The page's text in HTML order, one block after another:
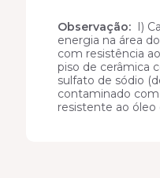
Observação: I)
energia na área
com resistência
piso de cerâmica
sulfato de sódio
contaminado com
resistente ao óleo